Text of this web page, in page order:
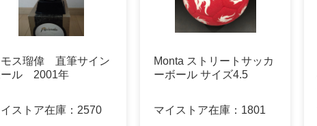
モス瑠偉 直筆サイン
ール 2001年
ストア在庫： 2570
Monta ストリートサッカ
ーボール サイズ4.5
マイストア在庫： 1801